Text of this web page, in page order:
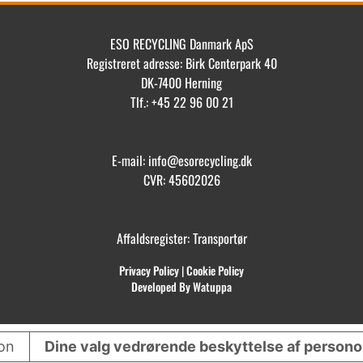
ESO RECYCLING Danmark ApS
Registreret adresse: Birk Centerpark 40
DK-7400 Herning
Tlf.: +45 22 96 00 21
E-mail: info@esorecycling.dk
CVR: 45602026
Affaldsregister: Transportør
Privacy Policy|Cookie Policy
Developed By Watuppa
Dine valg vedrørende beskyttelse af